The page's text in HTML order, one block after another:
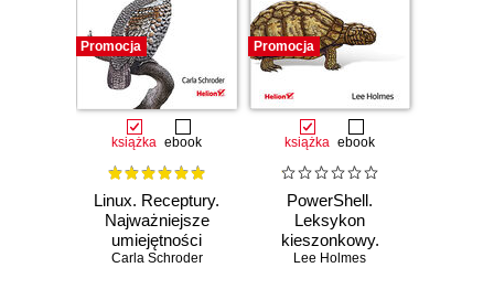
Promocja
książka ebook
Linux. Receptury.
Najważniejsze
umiejętności
użytkownika i
Carla Schroder
Promocja
książka ebook
PowerShell.
Leksykon
kieszonkowy.
Przenośna pomoc
Lee Holmes